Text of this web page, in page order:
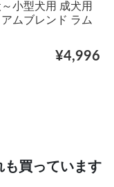
小型犬用 成犬用
ムブレンド ラム
¥4,996
も買っています